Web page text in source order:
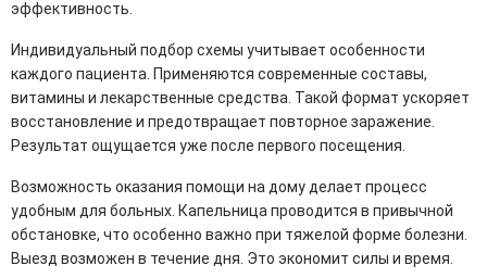
эффективность.
Индивидуальный подбор схемы учитывает особенности
каждого пациента. Применяются современные составы,
витамины и лекарственные средства. Такой формат ускоряет
восстановление и предотвращает повторное заражение.
Результат ощущается уже после первого посещения.
Возможность оказания помощи на дому делает процесс
удобным для больных. Капельница проводится в привычной
обстановке, что особенно важно при тяжелой форме болезни.
Выезд возможен в течение дня. Это экономит силы и время.